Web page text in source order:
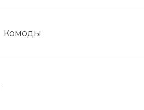
Комоды